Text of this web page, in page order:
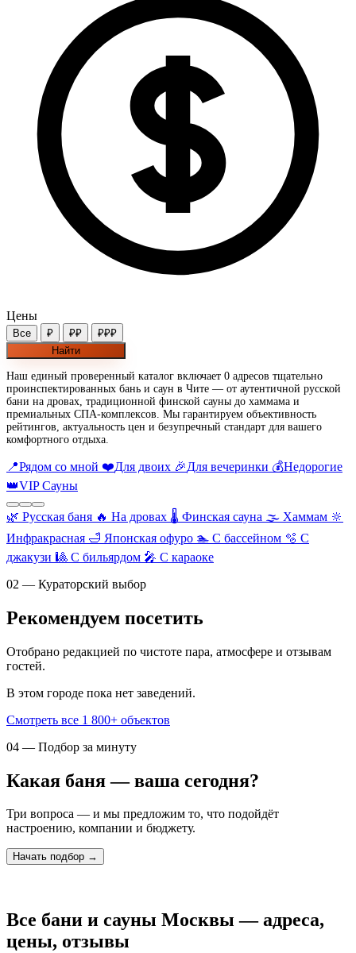
Цены
Все ₽ ₽₽
₽₽₽
Найти
Наш единый проверенный каталог включает 0 адресов тщательно
проинспектированных бань и саун в Чите — от аутентичной русской
бани на дровах, традиционной финской сауны до хаммама и
премиальных СПА-комплексов. Мы гарантируем объективность
рейтингов, актуальность цен и безупречный стандарт для вашего
комфортного отдыха.
📍Рядом со мной ❤️Для двоих 🎉Для вечеринки 💰Недорогие
👑VIP Сауны
🌿 Русская баня 🔥 На дровах 🌡️ Финская сауна 🌫️ Хаммам 🔆
Инфракрасная 🛁 Японская офуро 🏊 С бассейном 🫧 С
джакузи 🎱 С бильярдом 🎤 С караоке
02 — Кураторский выбор
Рекомендуем посетить
Отобрано редакцией по чистоте пара, атмосфере и отзывам
гостей.
В этом городе пока нет заведений.
Смотреть все 1 800+ объектов
04 — Подбор за минуту
Какая баня — ваша сегодня?
Три вопроса — и мы предложим то, что подойдёт
настроению, компании и бюджету.
Начать подбор →
Все бани и сауны Москвы — адреса,
цены, отзывы